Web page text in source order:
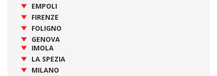
EMPOLI
FIRENZE
FOLIGNO
GENOVA
IMOLA
LA SPEZIA
MILANO